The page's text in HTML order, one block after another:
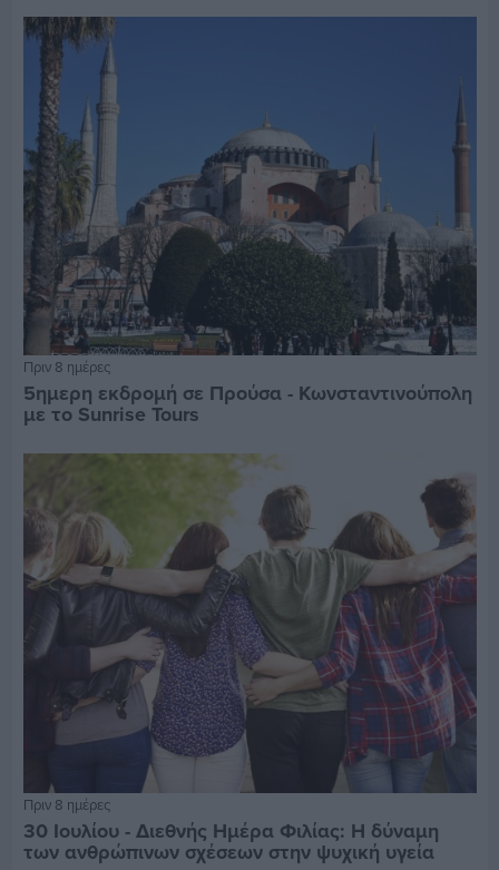
Πριν 8 ημέρες
5ημερη εκδρομή σε Προύσα - Κωνσταντινούπολη
με το Sunrise Tours
Πριν 8 ημέρες
30 Ιουλίου - Διεθνής Ημέρα Φιλίας: Η δύναμη
των ανθρώπινων σχέσεων στην ψυχική υγεία